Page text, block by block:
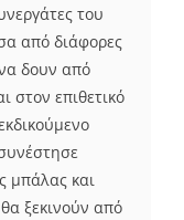
του
από διάφορες
δουν από
στον επιθετικό
μπάλας και
ξεκινούν από